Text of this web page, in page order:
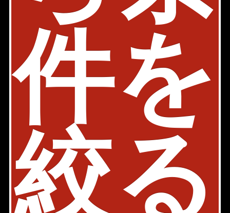
件を
絞る
メールで問い合わせ chiyoda@axel-home.co.jp
千代田麹町店
〒102 - 0082
東京都千代田区一番町15-1 一番町ファーストビ
検討リストを見る
Page Top
Home Back
お問い合わせ 会社概要 店舗情報
採用情報
書式ダウンロード